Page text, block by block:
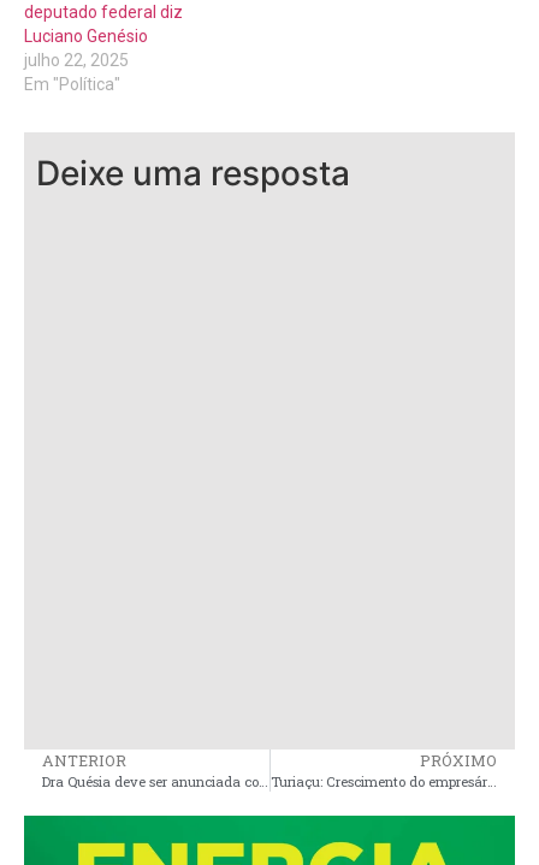
deputado federal diz
Luciano Genésio
julho 22, 2025
Em "Política"
Deixe uma resposta
ANTERIOR
Dra Quésia deve ser anunciada como pré-candidata a vice-prefeita ao lado do Dr Kaio Hortegal em Pinheiro
PRÓXIMO
Turiaçu: Crescimento do empresário Jamilson da Sabrina aponta como pré-candidato a prefeito forte para as eleições 2024